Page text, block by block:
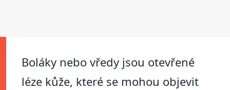
Boláky nebo vředy jsou otevřené
léze kůže, které se mohou objevit